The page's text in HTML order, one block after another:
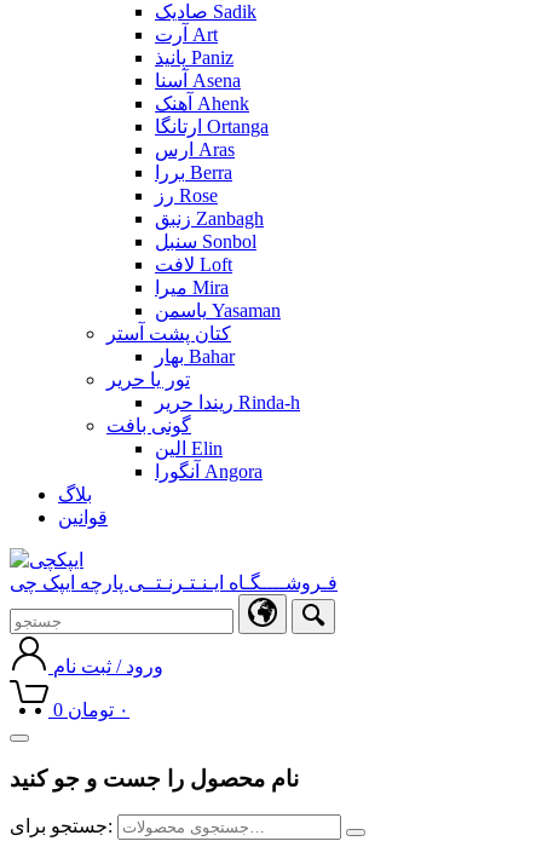
صادیک Sadik
آرت Art
پانیذ Paniz
آسنا Asena
آهنک Ahenk
ارتانگا Ortanga
ارس Aras
بررا Berra
رز Rose
زنبق Zanbagh
سنبل Sonbol
لافت Loft
میرا Mira
یاسمن Yasaman
کتان پشت آستر
بهار Bahar
تور یا حریر
ریندا حریر Rinda-h
گونی بافت
الین Elin
آنگورا Angora
بلاگ
قوانین
فـروشــــگـاه ایـنـتـرنـتــی پارچه ایپک چی
ورود / ثبت نام
0 ۰ تومان
Toggle
navigation
نام محصول را جست و جو کنید
جستجو برای: